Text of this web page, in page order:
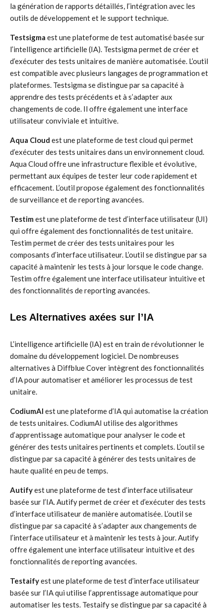
la génération de rapports détaillés, l’intégration avec les
outils de développement et le support technique.
Testsigma est une plateforme de test automatisé basée sur
l’intelligence artificielle (IA). Testsigma permet de créer et
d’exécuter des tests unitaires de manière automatisée. L’outil
est compatible avec plusieurs langages de programmation et
plateformes. Testsigma se distingue par sa capacité à
apprendre des tests précédents et à s’adapter aux
changements de code. Il offre également une interface
utilisateur conviviale et intuitive.
Aqua Cloud est une plateforme de test cloud qui permet
d’exécuter des tests unitaires dans un environnement cloud.
Aqua Cloud offre une infrastructure flexible et évolutive,
permettant aux équipes de tester leur code rapidement et
efficacement. L’outil propose également des fonctionnalités
de surveillance et de reporting avancées.
Testim est une plateforme de test d’interface utilisateur (UI)
qui offre également des fonctionnalités de test unitaire.
Testim permet de créer des tests unitaires pour les
composants d’interface utilisateur. L’outil se distingue par sa
capacité à maintenir les tests à jour lorsque le code change.
Testim offre également une interface utilisateur intuitive et
des fonctionnalités de reporting avancées.
Les Alternatives axées sur l’IA
L’intelligence artificielle (IA) est en train de révolutionner le
domaine du développement logiciel. De nombreuses
alternatives à Diffblue Cover intègrent des fonctionnalités
d’IA pour automatiser et améliorer les processus de test
unitaire.
CodiumAI est une plateforme d’IA qui automatise la création
de tests unitaires. CodiumAI utilise des algorithmes
d’apprentissage automatique pour analyser le code et
générer des tests unitaires pertinents et complets. L’outil se
distingue par sa capacité à générer des tests unitaires de
haute qualité en peu de temps.
Autifyest une plateforme de test d’interface utilisateur
basée sur l’IA. Autify permet de créer et d’exécuter des tests
d’interface utilisateur de manière automatisée. L’outil se
distingue par sa capacité à s’adapter aux changements de
l’interface utilisateur et à maintenir les tests à jour. Autify
offre également une interface utilisateur intuitive et des
fonctionnalités de reporting avancées.
Testaifyest une plateforme de test d’interface utilisateur
basée sur l’IA qui utilise l’apprentissage automatique pour
automatiser les tests. Testaify se distingue par sa capacité à